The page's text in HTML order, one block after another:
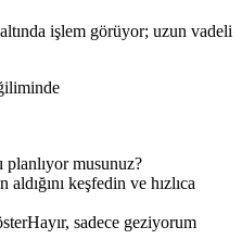
vadeli işlemler
işlem görüyor; uzun vadeli
musunuz?
aldığını keşfedin ve hızlıca
Hayır, sadece geziyorum